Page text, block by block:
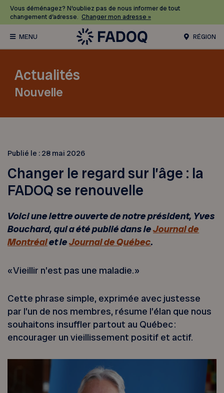
Vous déménagez? N’oubliez pas de nous informer de tout
changement d’adresse. Changer mon adresse »
RÉGION
Actualités
Nouvelle
Publié le : 28 mai 2026
Changer le regard sur l’âge : la
FADOQ se renouvelle
Voici une lettre ouverte de notre président, Yves
Bouchard, qui a été publié dans leJournal de
Montréalet leJournal de Québec.
« Vieillir n’est pas une maladie. »
Cette phrase simple, exprimée avec justesse
par l’un de nos membres, résume l’élan que nous
souhaitons insuffler partout au Québec :
encourager un vieillissement positif et actif.